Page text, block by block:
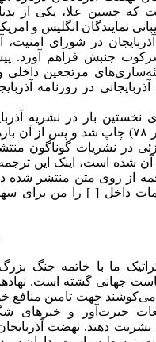
که حسین علا، یکی از
نمایندگان انگلیس و
در شورای امنیت،
سرکوب جنبش فراهم آورد.
مرتجعین داخلی
در روزنامه
نخستین بار در نشریه
آذربایجان ایران. شماره ۱، مهر ۷٨) چاپ
در نشریات گوناگون
آن شده است، اینک این
کلمات داخل [ ] را من
ما با خاتمه جنگ
جهانی گشته است.
می‌کوشند جهت تامین منافع
حیرت‌آور و خبرهای
بشریت دهند. نهضت